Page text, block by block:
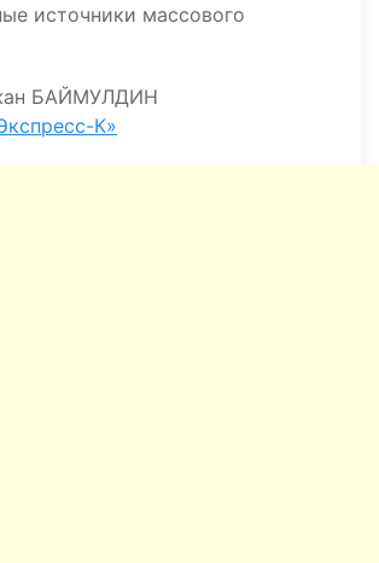
источники массового
БАЙМУЛДИН
К»